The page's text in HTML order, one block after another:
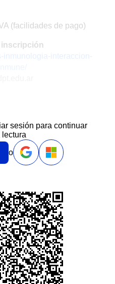
(facilidades de pago)
inscripción
inmunologia-interaccion-
sesión para continuar
lectura
o